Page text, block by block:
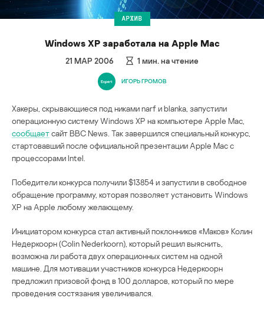
АРХИВ
Windows XP заработала на Apple Mac
21 МАР 2006 1 мин. на чтение
ИГОРЬ ГРОМОВ
Хакеры, скрывающиеся под никами narf и blanka, запустили
операционную систему Windows XP на компьютере Apple Mac,
сообщаетсайт BBC News. Так завершился специальный конкурс,
стартовавший после официальной презентации Apple Mac с
процессорами Intel.
Победители конкурса получили $13854 и запустили в свободное
обращение программу, которая позволяет установить Windows
XP на Apple любому желающему.
Инициатором конкурса стал активный поклонников «Маков» Колин
Недеркоорн (Colin Nederkoorn), который решил выяснить,
возможна ли работа двух операционных систем на одной
машине. Для мотивации участников конкурса Недеркоорн
предложил призовой фонд в 100 долларов, который по мере
проведения состязания увеличивался.